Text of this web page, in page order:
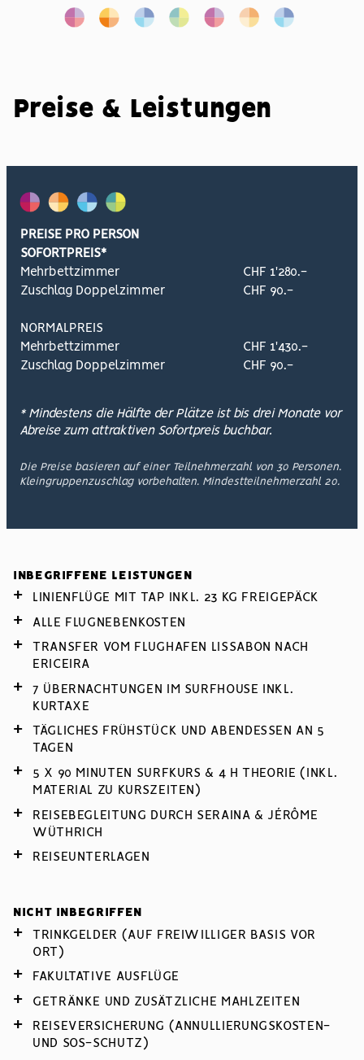
Preise & Leistungen
PREISE PRO PERSON
SOFORTPREIS*
Mehrbettzimmer
CHF 1'280.-
Zuschlag Doppelzimmer
CHF 90.-
NORMALPREIS
Mehrbettzimmer
CHF 1'430.-
Zuschlag Doppelzimmer
CHF 90.-
* Mindestens die Hälfte der Plätze ist bis drei Monate vor
Abreise zum attraktiven Sofortpreis buchbar.
Die Preise basieren auf einer Teilnehmerzahl von 30 Personen.
Kleingruppenzuschlag vorbehalten. Mindestteilnehmerzahl 20.
INBEGRIFFENE LEISTUNGEN
LINIENFLÜGE MIT TAP INKL. 23 KG FREIGEPÄCK
ALLE FLUGNEBENKOSTEN
TRANSFER VOM FLUGHAFEN LISSABON NACH
ERICEIRA
7 ÜBERNACHTUNGEN IM SURFHOUSE INKL.
KURTAXE
TÄGLICHES FRÜHSTÜCK UND ABENDESSEN AN 5
TAGEN
5 X 90 MINUTEN SURFKURS & 4 H THEORIE (INKL.
MATERIAL ZU KURSZEITEN)
REISEBEGLEITUNG DURCH SERAINA & JÉRÔME
WÜTHRICH
REISEUNTERLAGEN
NICHT INBEGRIFFEN
TRINKGELDER (AUF FREIWILLIGER BASIS VOR
ORT)
FAKULTATIVE AUSFLÜGE
GETRÄNKE UND ZUSÄTZLICHE MAHLZEITEN
REISEVERSICHERUNG (ANNULLIERUNGSKOSTEN-
UND SOS-SCHUTZ)